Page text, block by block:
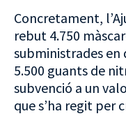
Concretament,
rebut 4.750
subministrades en
5.500 guants de
subvenció a un
que s’ha regit per